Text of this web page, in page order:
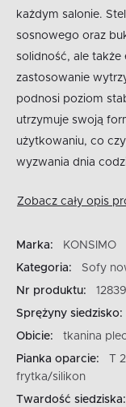
każdym salonie.
sosnowego oraz
solidność, ale
zastosowanie
podnosi poziom
utrzymuje swoją
użytkowaniu, co
wyzwania dnia
Zobacz cały opis
Marka:
KONSIMO
Kategoria:
Sofy
Nr produktu:
Sprężyny siedzisko:
Obicie:
tkanina
Pianka oparcie:
T
frytka/silikon
Twardość siedziska: